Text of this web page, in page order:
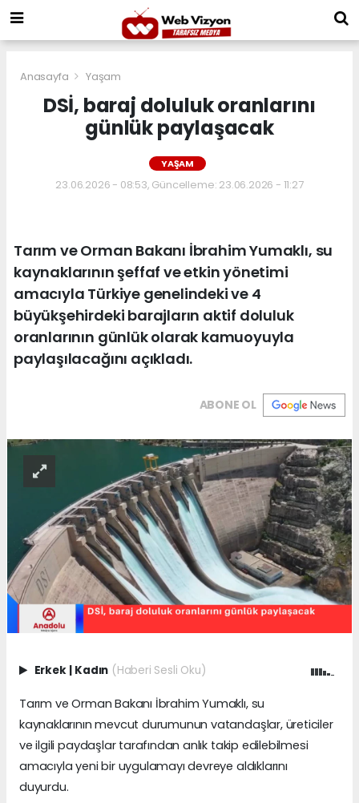
Anasayfa Yaşam
DSİ, baraj doluluk oranlarını
günlük paylaşacak
YAŞAM
23.06.2026 - 08:53, Güncelleme: 23.06.2026 - 11:27
Tarım ve Orman Bakanı İbrahim Yumaklı, su
kaynaklarının şeffaf ve etkin yönetimi
amacıyla Türkiye genelindeki ve 4
büyükşehirdeki barajların aktif doluluk
oranlarının günlük olarak kamuoyuyla
paylaşılacağını açıkladı.
ABONE OL
Erkek | Kadın (Haberi Sesli Oku)
Tarım ve Orman Bakanı İbrahim Yumaklı, su
kaynaklarının mevcut durumunun vatandaşlar, üreticiler
ve ilgili paydaşlar tarafından anlık takip edilebilmesi
amacıyla yeni bir uygulamayı devreye aldıklarını
duyurdu.